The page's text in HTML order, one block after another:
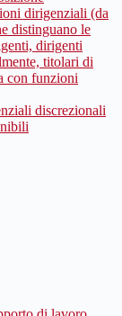
dirigenziali (da
distinguano le
dirigenti
titolari di
con funzioni
discrezionali